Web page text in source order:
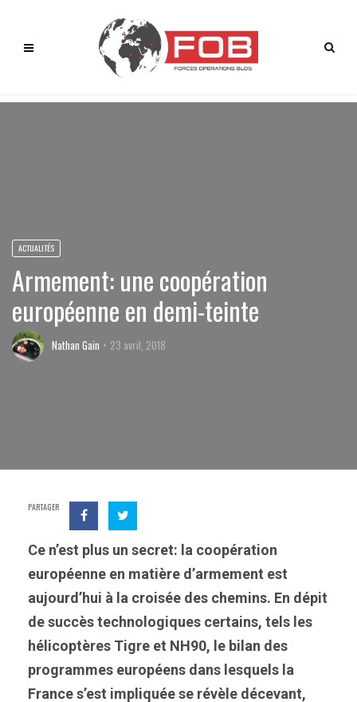
ACTUALITÉS
Armement: une coopération
européenne en demi-teinte
Nathan Gain 23 avril, 2018
PARTAGER
Ce n’est plus un secret: la coopération
européenne en matière d’armement est
aujourd’hui à la croisée des chemins. En dépit
de succès technologiques certains, tels les
hélicoptères Tigre et NH90, le bilan des
programmes européens dans lesquels la
France s’est impliquée se révèle décevant,